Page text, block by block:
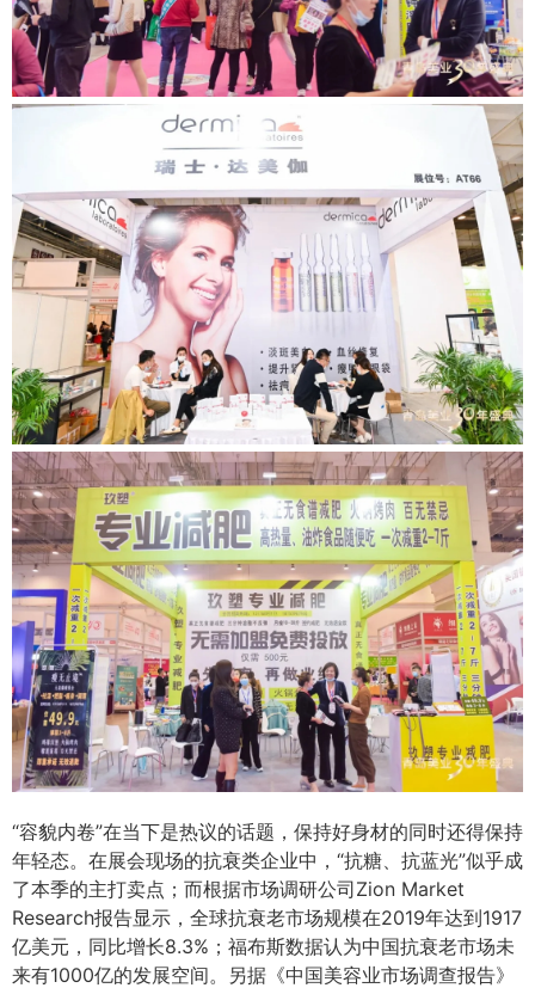
“容貌内卷”在当下是热议的话题，保持好身材的同时还得保持
年轻态。在展会现场的抗衰类企业中，“抗糖、抗蓝光”似乎成
了本季的主打卖点；而根据市场调研公司Zion Market
Research报告显示，全球抗衰老市场规模在2019年达到1917
亿美元，同比增长8.3%；福布斯数据认为中国抗衰老市场未
来有1000亿的发展空间。另据《中国美容业市场调查报告》